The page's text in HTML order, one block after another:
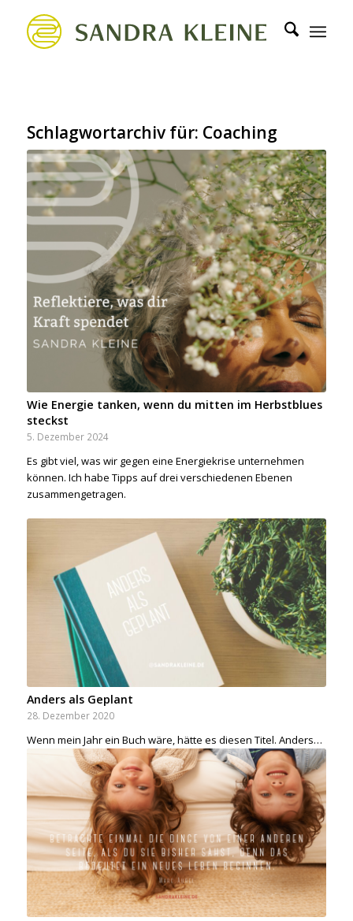
Schlagwortarchiv für: Coaching
Wie Energie tanken, wenn du mitten im Herbstblues
steckst
5. Dezember 2024
Es gibt viel, was wir gegen eine Energiekrise unternehmen
können. Ich habe Tipps auf drei verschiedenen Ebenen
zusammengetragen.
Anders als Geplant
28. Dezember 2020
Wenn mein Jahr ein Buch wäre, hätte es diesen Titel. Anders…